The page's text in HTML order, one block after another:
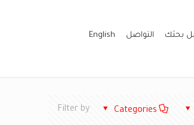
بحثك التواصل English
Filter by Categories